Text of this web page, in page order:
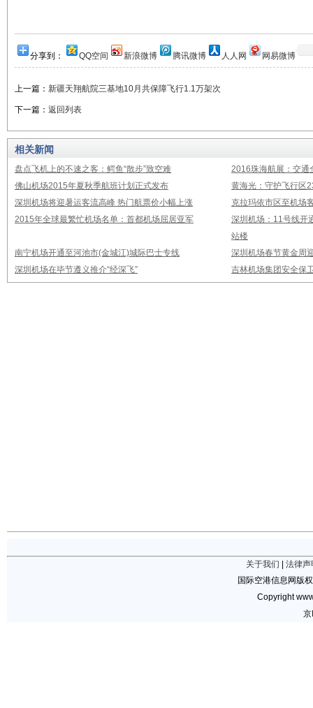
分享到： QQ空间 新浪微博 腾讯微博 人人网 网易微博
上一篇： 新疆天翔航院三基地10月共保障飞行1.1万架次
下一篇： 返回列表
相关新闻
盘点飞机上的不速之客：鳄鱼“散步”致空难
2016珠海航展：交通
佛山机场2015年夏秋季航班计划正式发布
黄海光：守护飞行区
深圳机场将迎暑运客流高峰 热门航票价小幅上涨
克拉玛依市区至机场
2015年全球最繁忙机场名单：首都机场屈居亚军
深圳机场：11号线开
站楼
南宁机场开通至河池市(金城江)城际巴士专线
深圳机场春节黄金周
深圳机场在毕节遵义推介“经深飞”
吉林机场集团安全保
关于我们
法律声
国际空港信息网版
Copyright